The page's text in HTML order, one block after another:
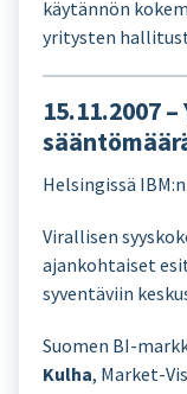
käytännön
yritysten
15.11.2007
Helsingissä
Virallisen
ajankohtaiset
syventäviin
Suomen BI-
Kulha, Market-